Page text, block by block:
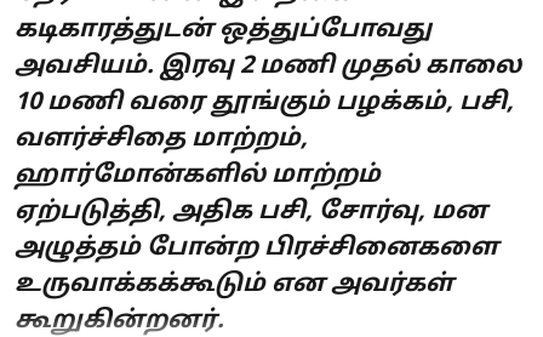
கடிகாரத்துடன் ஒத்துப்போவது
அவசியம். இரவு 2 மணி முதல் காலை
10 மணி வரை தூங்கும் பழக்கம், பசி,
வளர்ச்சிதை மாற்றம்,
ஹார்மோன்களில் மாற்றம்
ஏற்படுத்தி, அதிக பசி, சோர்வு, மன
அழுத்தம் போன்ற பிரச்சினைகளை
உருவாக்கக்கூடும் என அவர்கள்
கூறுகின்றனர்.